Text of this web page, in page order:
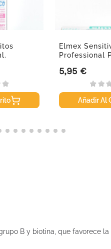
Elmex
Professional
Precio
5,95 €
Añadir Al
B y biotina, que favorece la